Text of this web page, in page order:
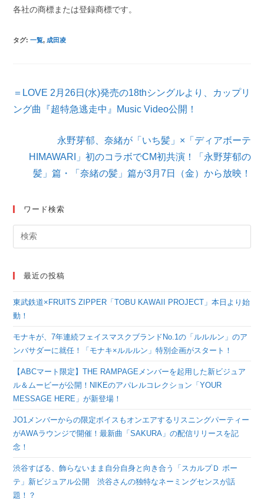
各社の商標または登録商標です。
タグ:一覧, 成田凌
の
他
＝LOVE 2月26日(水)発売の18thシングルより、カップリ
ング曲『超特急逃走中』Music Video公開！
永野芽郁、奈緒が「いち髪」×「ディアボーテ
HIMAWARI」初のコラボでCM初共演！「永野芽郁の
髪」篇・「奈緒の髪」篇が3月7日（金）から放映！
ワード検索
最近の投稿
東武鉄道×FRUITS ZIPPER「TOBU KAWAII PROJECT」本日より始
動！
モナキが、7年連続フェイスマスクブランドNo.1の「ルルルン」のア
ンバサダーに就任！「モナキ×ルルルン」特別企画がスタート！
【ABCマート限定】THE RAMPAGEメンバーを起用した新ビジュア
ル＆ムービーが公開！NIKEのアパレルコレクション「YOUR
MESSAGE HERE」が新登場！
JO1メンバーからの限定ボイスもオンエアするリスニングパーティー
がAWAラウンジで開催！最新曲「SAKURA」の配信リリースを記
念！
渋谷すばる、飾らないまま自分自身と向き合う「スカルプＤ ボー
テ」新ビジュアル公開 渋谷さんの独特なネーミングセンスが話
題！？